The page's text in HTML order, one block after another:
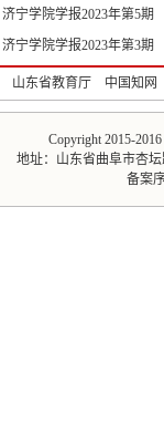
济宁学院学报2023年第5期
济宁学院学报2023年第3期
山东省教育厅 中国知网
Copyright 2015-
地址：山东省曲阜市杏
备案